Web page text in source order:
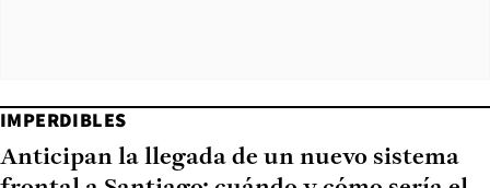
IMPERDIBLES
Anticipan la llegada de un nuevo sistema